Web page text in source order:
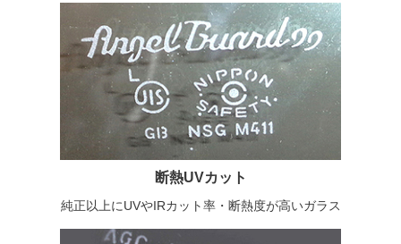
断熱UVカット
純正以上にUVやIRカット率・断熱度が高いガラス